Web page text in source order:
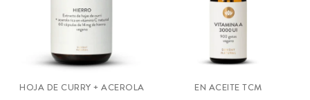
HOJA DE CURRY + ACEROLA EN ACEITE TCM